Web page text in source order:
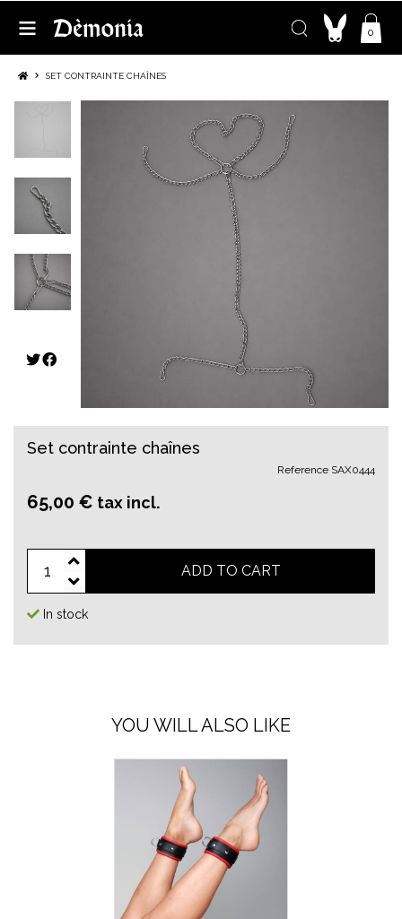
0
SET CONTRAINTE CHAÎNES
Set contrainte chaînes
Reference SAX0444
65,00 € tax incl.
ADD TO CART
In stock
YOU WILL ALSO LIKE